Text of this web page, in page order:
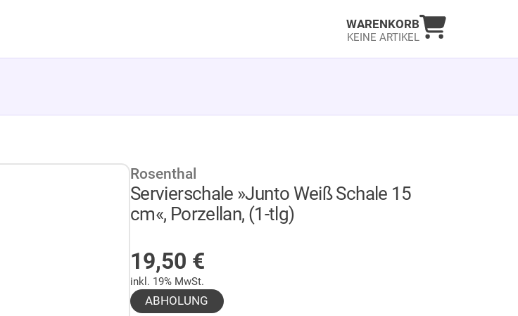
WARENKORB
KEINE ARTIKEL
Warenkorb
Rosenthal
Servierschale »Junto Weiß Schale 15
cm«, Porzellan, (1-tlg)
19,50 €
inkl. 19% MwSt.
ABHOLUNG